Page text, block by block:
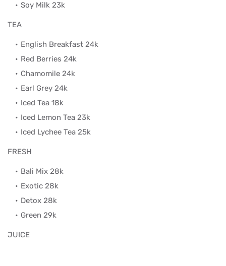
Soy Milk 23k
TEA
English Breakfast 24k
Red Berries 24k
Chamomile 24k
Earl Grey 24k
Iced Tea 18k
Iced Lemon Tea 23k
Iced Lychee Tea 25k
FRESH
Bali Mix 28k
Exotic 28k
Detox 28k
Green 29k
JUICE